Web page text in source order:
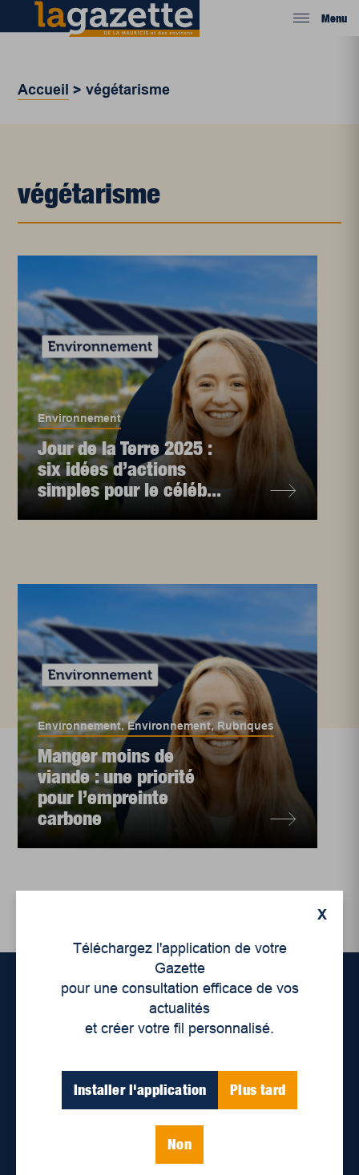
Menu
Accueil >végétarisme
végétarisme
Environnement
Jour de la Terre 2025 :
six idées d’actions
simples pour le céléb...
Environnement,Environnement, Rubriques
Manger moins de
viande : une priorité
pour l’empreinte
carbone
X
Téléchargez l'application de votre
Gazette
pour une consultation efficace de vos
actualités
et créer votre fil personnalisé.
Installer l'application Plus tard
Non
Déontologie et confidentialité